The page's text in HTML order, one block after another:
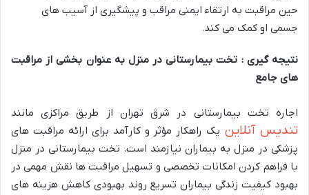
حین مراقبت به ارتقاء ایمنی مراقب و پیشگیری از آسیب های
جسمی او کمک می کند.
نتیجه گیری : تخت بیمارستانی در منزل به عنوان بخشی از مراقبت
های جامع
اجاره تخت بیمارستانی در شرق تهران از طریق مراکزی مانند
تندیس آنلاین یک راهکار مؤثر و کارآمد برای ارائه مراقبت های
پزشکی در منزل به بیماران نیازمند است. تخت بیمارستانی در منزل
با فراهم کردن امکانات تخصصی و تسهیل مراقبت ها نقش مهمی در
بهبود کیفیت زندگی بیماران تسریع روند بهبودی کاهش هزینه های